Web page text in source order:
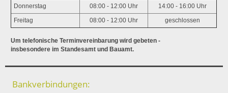
Donnerstag 08:00 - 12:00 Uhr 14:00 - 16:00 Uhr
Freitag 08:00 - 12:00 Uhr geschlossen
Um telefonische Terminvereinbarung wird gebeten -
insbesondere im Standesamt und Bauamt.
Bankverbindungen: